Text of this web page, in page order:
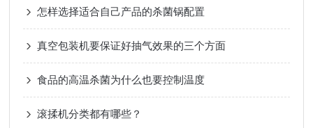
怎样选择适合自己产品的杀菌锅配置
真空包装机要保证好抽气效果的三个方面
食品的高温杀菌为什么也要控制温度
滚揉机分类都有哪些？